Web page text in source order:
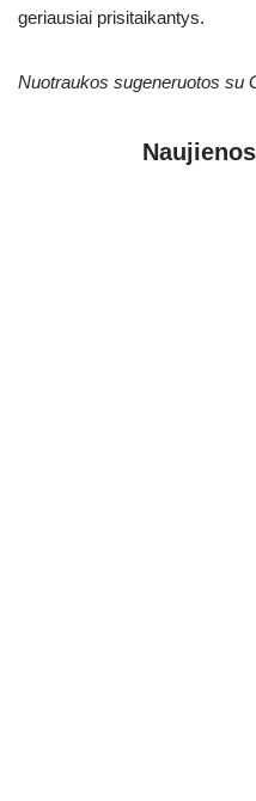
geriausiai prisitaikantys.
Nuotraukos sugeneruotos su